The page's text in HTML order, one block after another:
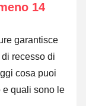
14
garantisce
recesso di
cosa puoi
e quali sono le